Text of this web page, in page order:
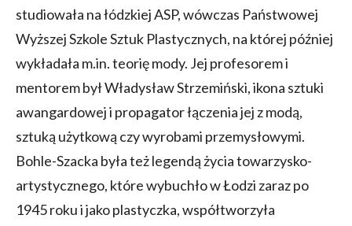
studiowała na łódzkiej ASP, wówczas Państwowej
Wyższej Szkole Sztuk Plastycznych, na której później
wykładała m.in. teorię mody. Jej profesorem i
mentorem był Władysław Strzemiński, ikona sztuki
awangardowej i propagator łączenia jej z modą,
sztuką użytkową czy wyrobami przemysłowymi.
Bohle-Szacka była też legendą życia towarzysko-
artystycznego, które wybuchło w Łodzi zaraz po
1945 roku i jako plastyczka, współtworzyła